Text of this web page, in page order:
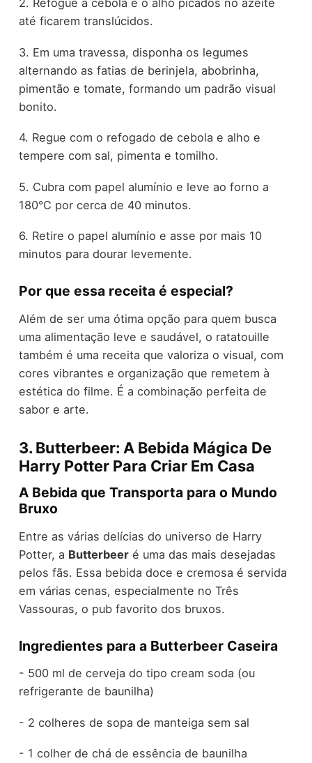
2. Refogue a cebola e o alho picados no azeite
até ficarem translúcidos.
3. Em uma travessa, disponha os legumes
alternando as fatias de berinjela, abobrinha,
pimentão e tomate, formando um padrão visual
bonito.
4. Regue com o refogado de cebola e alho e
tempere com sal, pimenta e tomilho.
5. Cubra com papel alumínio e leve ao forno a
180°C por cerca de 40 minutos.
6. Retire o papel alumínio e asse por mais 10
minutos para dourar levemente.
Por que essa receita é especial?
Além de ser uma ótima opção para quem busca
uma alimentação leve e saudável, o ratatouille
também é uma receita que valoriza o visual, com
cores vibrantes e organização que remetem à
estética do filme. É a combinação perfeita de
sabor e arte.
3. Butterbeer: A Bebida Mágica De
Harry Potter Para Criar Em Casa
A Bebida que Transporta para o Mundo
Bruxo
Entre as várias delícias do universo de Harry
Potter, a Butterbeeré uma das mais desejadas
pelos fãs. Essa bebida doce e cremosa é servida
em várias cenas, especialmente no Três
Vassouras, o pub favorito dos bruxos.
Ingredientes para a Butterbeer Caseira
- 500 ml de cerveja do tipo cream soda (ou
refrigerante de baunilha)
- 2 colheres de sopa de manteiga sem sal
- 1 colher de chá de essência de baunilha